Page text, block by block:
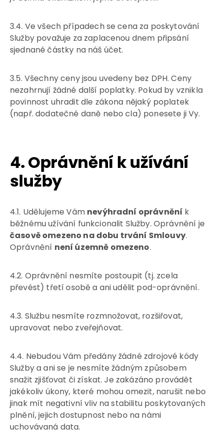
3.4. Ve všech případech se cena za poskytování
Služby považuje za zaplacenou dnem připsání
sjednané částky na náš účet.
3.5. Všechny ceny jsou uvedeny bez DPH. Ceny
nezahrnují žádné další poplatky. Pokud by vznikla
povinnost uhradit dle zákona nějaký poplatek
(např. dodatečné daně nebo cla) ponesete ji Vy.
4. Oprávnění k užívání
služby
4.1. Udělujeme Vám nevýhradní oprávnění k
běžnému užívání funkcionalit Služby. Oprávnění je
časově omezeno na dobu trvání Smlouvy.
Oprávnění není územně omezeno.
4.2. Oprávnění nesmíte postoupit (tj. zcela
převést) třetí osobě a ani udělit pod-oprávnění.
4.3. Službu nesmíte rozmnožovat, rozšiřovat,
upravovat nebo zveřejňovat.
4.4. Nebudou Vám předány žádné zdrojové kódy
Služby a ani se je nesmíte žádným způsobem
snažit zjišťovat či získat. Je zakázáno provádět
jakékoliv úkony, které mohou omezit, narušit nebo
jinak mít negativní vliv na stabilitu poskytovaných
plnění, jejich dostupnost nebo na námi
uchovávaná data.